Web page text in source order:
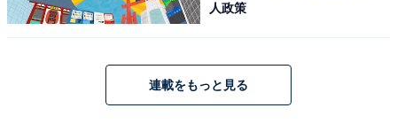
人政策
連載をもっと見る